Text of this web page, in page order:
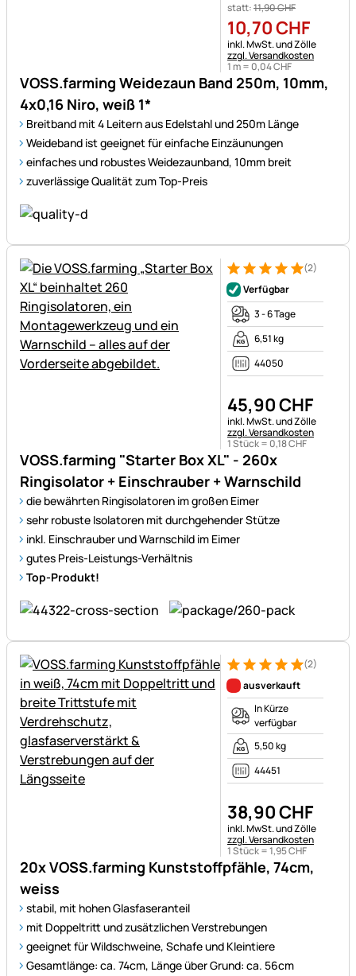
VOSS.farming Weidezaun Band 250m, 10mm,
4x0,16 Niro, weiß 1*
Breitband mit 4 Leitern aus Edelstahl und 250m Länge
Weideband ist geeignet für einfache Einzäunungen
einfaches und robustes Weidezaunband, 10mm breit
zuverlässige Qualität zum Top-Preis
statt:11,90CHF
10,70CHF
Steuerhinweis:
inkl. MwSt. und Zölle
zzgl. Versandkosten
1 m = 0,04CHF
VOSS.farming "Starter Box XL" - 260x
Ringisolator + Einschrauber + Warnschild
die bewährten Ringisolatoren im großen Eimer
sehr robuste Isolatoren mit durchgehender Stütze
inkl. Einschrauber und Warnschild im Eimer
gutes Preis-Leistungs-Verhältnis
Top-Produkt!
Bewertung: 5 von 5 (2
2 Bewertungen
(2)
Verfügbar
3 - 6 Tage
6,51 kg
44050
45,90CHF
Steuerhinweis:
inkl. MwSt. und Zölle
zzgl. Versandkosten
1 Stück = 0,18CHF
20x VOSS.farming Kunststoffpfähle, 74cm,
weiss
stabil, mit hohen Glasfaseranteil
mit Doppeltritt und zusätzlichen Verstrebungen
geeignet für Wildschweine, Schafe und Kleintiere
Gesamtlänge: ca. 74cm, Länge über Grund: ca. 56cm
Bewertung: 5 von 5 (2
2 Bewertungen
(2)
ausverkauft
In Kürze
verfügbar
5,50 kg
44451
38,90CHF
Steuerhinweis:
inkl. MwSt. und Zölle
zzgl. Versandkosten
1 Stück =1,95CHF